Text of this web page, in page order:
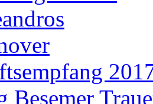
Besemer